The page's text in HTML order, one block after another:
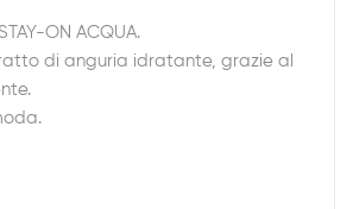
ON ACQUA.
di anguria idratante, grazie al